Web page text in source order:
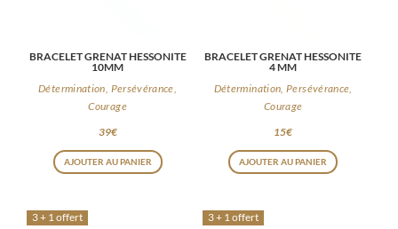
BRACELET GRENAT HESSONITE
10MM
Détermination, Persévérance,
Courage
39€
AJOUTER AU PANIER
BRACELET GRENAT HESSONITE
4 MM
Détermination, Persévérance,
Courage
15€
AJOUTER AU PANIER
3 + 1 offert 3 + 1 offert